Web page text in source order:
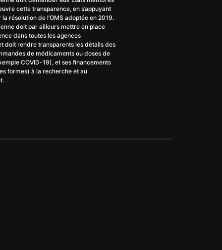
cette transparence, en s’appuyant
résolution de l’OMS adoptée en 2019.
doit par ailleurs mettre en place
dans toutes les agences
doit rendre transparents les détails des
de médicaments ou doses de
COVID-19), et ses financements
formes) à la recherche et au